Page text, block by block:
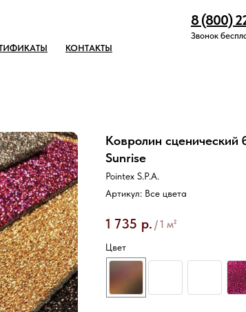
8 (800)
КОНТАКТЫ
Звонок
Ковролин сценический
Sunrise
Pointex S.P.A.
Артикул: Все цвета
1 735 р. /1 м²
Цвет